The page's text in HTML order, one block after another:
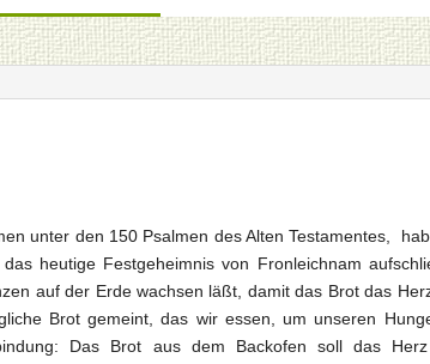
unter den 150 Psalmen des Alten Testamentes,
heutige Festgeheimnis von Fronleichnam
auf der Erde wachsen läßt, damit das Brot das
Brot gemeint, das wir essen, um unseren
Das Brot aus dem Backofen soll das